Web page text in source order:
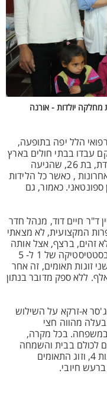
יולדות - אורנה
הלל יפה בתופעה,
עבדו בבתי חולים בארץ
ובחו"ל, כמעט ולא מתרחש- אם בכלל: יולדת, בת 26, שהגיעה
ב- 4 השנים האחרונות , כאשר כל הלידות
ספונטאני. כאמור, גם
ד"ר חיים דוד, מנהל חדר
המקצועית, לא מצאתי
זהים, ברצף, אצל אותה
אישה ובהריון רגיל, ללא טיפולים. מדובר בסטטיסטיקה של 1 ל- 5
זוגות תאומים, זה אחר
בהיריון רגיל היא בסיכוי של 1 ל- 500 אלף. ללא ספק מדובר בנתון
א-זרקא על השילוש
מהווה חצי
במשפחה. בכל מקרה,
לכולם בבית והשמחה
רבה. יחד עם תאומות בנות 3, תאומות בנות 4, וזוג התאומים
חיובי.